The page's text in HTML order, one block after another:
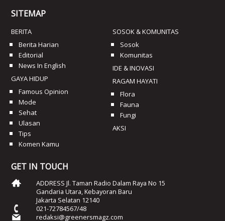
SITEMAP
BERITA
Berita Harian
Editorial
News In English
GAYA HIDUP
Famous Opinion
Mode
Sehat
Ulasan
Tips
Komen Kamu
SOSOK & KOMUNITAS
Sosok
Komunitas
IDE & INOVASI
RAGAM HAYATI
Flora
Fauna
Fungi
AKSI
GET IN TOUCH
ADDRESS Jl. Taman Radio Dalam Raya No 15
Gandaria Utara, Kebayoran Baru
Jakarta Selatan 12140
021-72784567/48
redaksi@greenersmagz.com